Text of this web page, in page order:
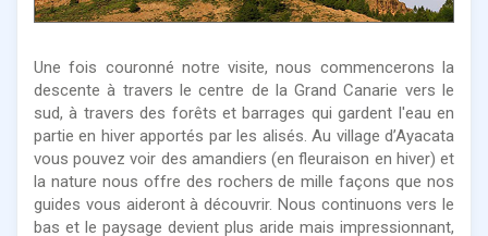
Une fois couronné notre visite, nous commencerons la
descente à travers le centre de la Grand Canarie vers le
sud, à travers des forêts et barrages qui gardent l'eau en
partie en hiver apportés par les alisés. Au village d’Ayacata
vous pouvez voir des amandiers (en fleuraison en hiver) et
la nature nous offre des rochers de mille façons que nos
guides vous aideront à découvrir. Nous continuons vers le
bas et le paysage devient plus aride mais impressionnant,